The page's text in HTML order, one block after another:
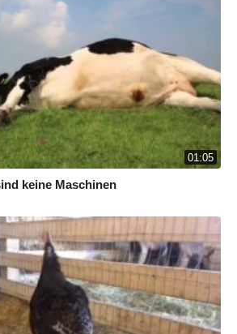
01:05
keine Maschinen